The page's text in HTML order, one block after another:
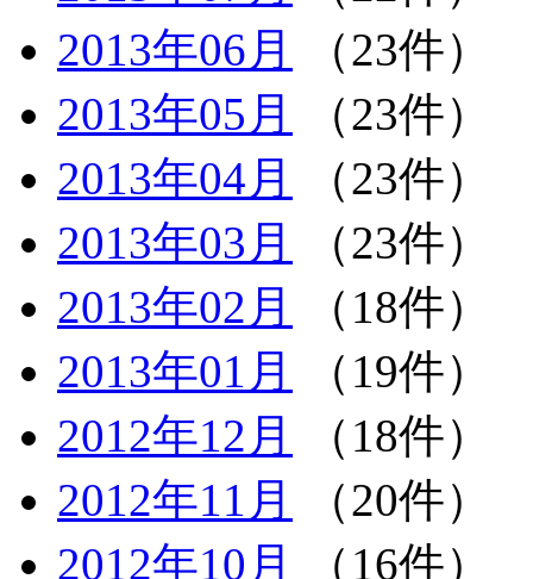
2013年06月
（23件）
2013年05月
（23件）
2013年04月
（23件）
2013年03月
（23件）
2013年02月
（18件）
2013年01月
（19件）
2012年12月
（18件）
2012年11月
（20件）
2012年10月
（16件）